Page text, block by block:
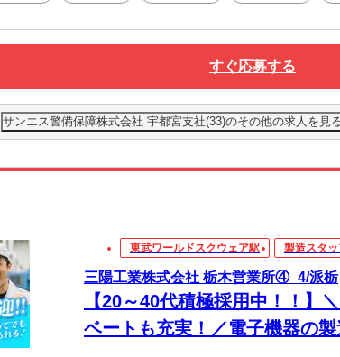
すぐ応募する
サンエス警備保障株式会社 宇都宮支社(33)のその他の求人を見
東武ワールドスクウェア駅 製造スタッ
三陽工業株式会社 栃木営業所④_4/派栃
【20～40代積極採用中！！】
ベートも充実！／電子機器の